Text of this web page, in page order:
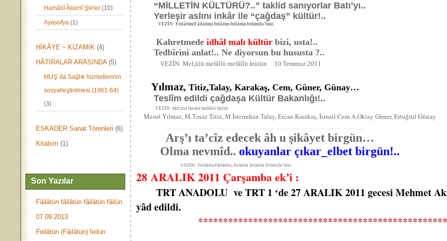
Hamâsî-Îslamî Şiirler (10)
Ayasofya (1)
HİKÂYE – KIZAMIK (4)
HÂTIRALAR ARASINDA(5)
MUŞ`da Sağlık hizmetlerinin
sosyalleştirilmesi (1961-64)
(3)
ESKADER Sanat Törenleri (6)
Kitabım (1)
Son Yazılar
Fâilâtün fâilâtün fâilâtün fâilün
07.09.2013
Feilâtün (Fâilâtün) feilün
“MİLLETİN KÜLTÜRÜ?..” taklid sanıyorlar Batı’yı..
Yerleşir aslını inkâr ile “çağdaş” kültür!..
VEZİN: Feilâtün(Fâilâtün) feilâtün feilâtün feilün(fa’lün)
Kahretmedeidhâl malı kültür bizi, usta!..
Tedbîrini anlat!.. Ne diyorsun bu hususta ?..
VEZİN: Mef,ùlü mefâîlü mefâîlü feùlün 10 Temmuz 2011
Yılmaz, Titiz,Talay, Karakaş, Cem, Güner, Günay…
Teslîm edildi çağdaşa Kültür Bakanlığı!..
VEZİN:Mef,ùlü fâilâtü mefâîlü fâilün
Mesut Yılmaz, M.Tınaz Titiz, M.İstemihan Talay, Ercan Karakaş, İsmail Cem A.Oktay Güner, Ertuğrul Günay
……………………………………………………………………………………………………………………
Arş’ı ta’cîz edecek âh u şikâyet birgün…
Olma nevmîd.. okuyanlar çıkar_elbet birgün!..
VEZİN: Feilâtün(Fâilâtün) feilâtün feilâtün feilün(fa’lün)
28 ARALIK 2011 Çarşamba ek’i :
TRT ANADOLU ve TRT 1 ‘de 27 ARALIK 2011 gecesi Mehmet
yâd edildi.